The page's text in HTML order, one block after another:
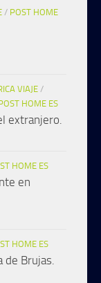
/ POST HOME
VIAJE /
HOME ES
extranjero.
HOME ES
en
HOME ES
de Brujas.